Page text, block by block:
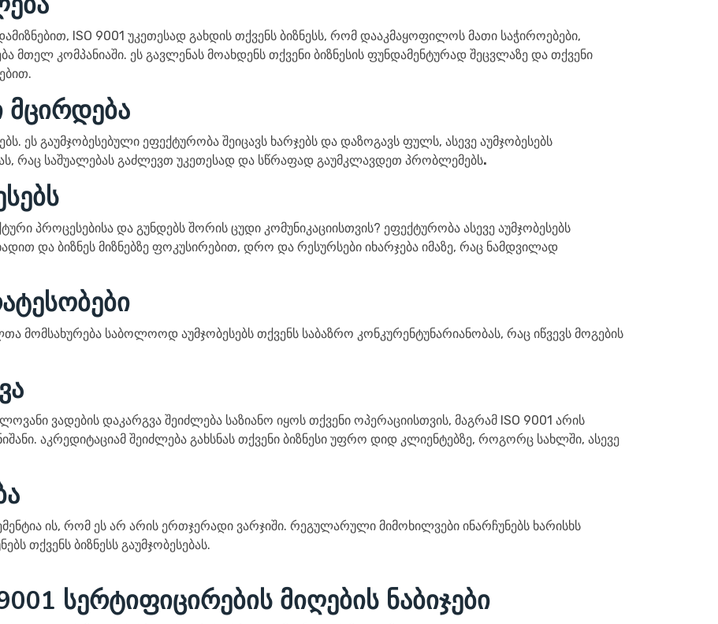
ISO 9001 უკეთესად გახდის თქვენს ბიზნესს, რომ დააკმაყოფილოს მათი საჭიროებები,
მთელ კომპანიაში. ეს გავლენას მოახდენს თქვენი ბიზნესის ფუნდამენტურად შეცვლაზე და თქვენი
მცირდება
ეს გაუმჯობესებული ეფექტურობა შეიცავს ხარჯებს და დაზოგავს ფულს, ასევე აუმჯობესებს
რაც საშუალებას გაძლევთ უკეთესად და სწრაფად გაუმკლავდეთ პრობლემებს.
პროცესებისა და გუნდებს შორის ცუდი კომუნიკაციისთვის? ეფექტურობა ასევე აუმჯობესებს
და ბიზნეს მიზნებზე ფოკუსირებით, დრო და რესურსები იხარჯება იმაზე, რაც ნამდვილად
მომსახურება საბოლოოდ აუმჯობესებს თქვენს საბაზრო კონკურენტუნარიანობას, რაც იწვევს მოგების
ვადების დაკარგვა შეიძლება საზიანო იყოს თქვენი ოპერაციისთვის, მაგრამ ISO 9001 არის
აკრედიტაციამ შეიძლება გახსნას თქვენი ბიზნესი უფრო დიდ კლიენტებზე, როგორც სახლში, ასევე
ის, რომ ეს არ არის ერთჯერადი ვარჯიში. რეგულარული მიმოხილვები ინარჩუნებს ხარისხს
თქვენს ბიზნესს გაუმჯობესებას.
სერტიფიცირების მიღების ნაბიჯები